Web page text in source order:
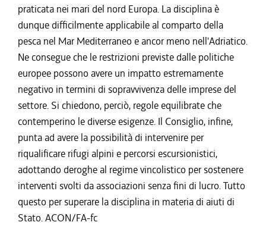
praticata nei mari del nord Europa. La disciplina è
dunque difficilmente applicabile al comparto della
pesca nel Mar Mediterraneo e ancor meno nell'Adriatico.
Ne consegue che le restrizioni previste dalle politiche
europee possono avere un impatto estremamente
negativo in termini di sopravvivenza delle imprese del
settore. Si chiedono, perciò, regole equilibrate che
contemperino le diverse esigenze. Il Consiglio, infine,
punta ad avere la possibilità di intervenire per
riqualificare rifugi alpini e percorsi escursionistici,
adottando deroghe al regime vincolistico per sostenere
interventi svolti da associazioni senza fini di lucro. Tutto
questo per superare la disciplina in materia di aiuti di
Stato. ACON/FA-fc